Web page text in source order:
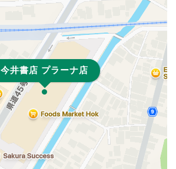
今井書店 プラーナ店